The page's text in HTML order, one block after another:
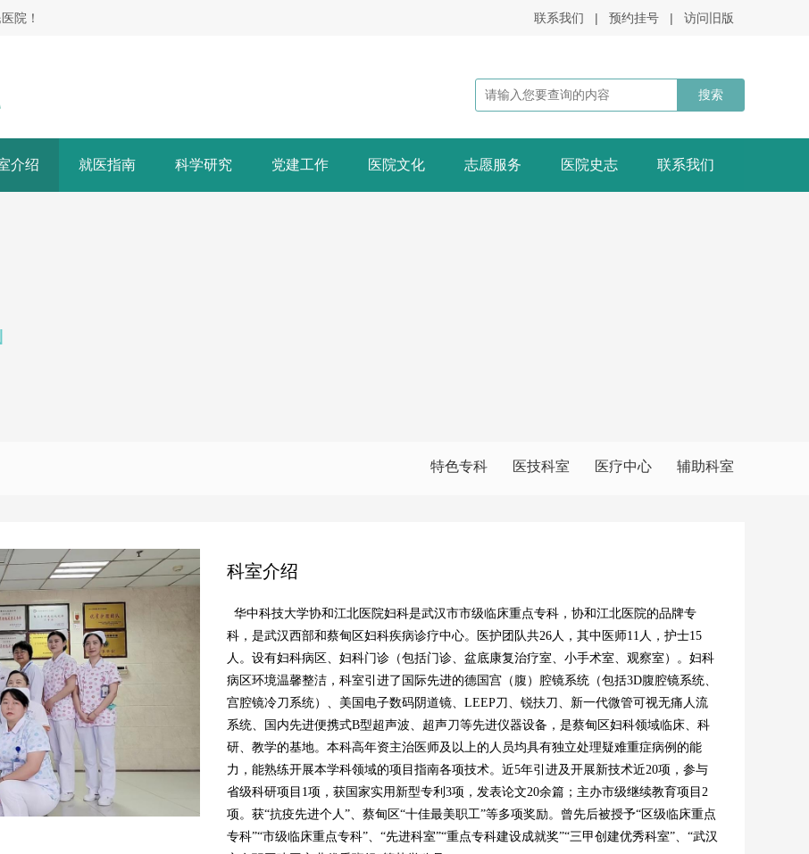
院！ 联系我们 | 预约挂号 | 访问旧版
介绍 就医指南 科学研究 党建工作 医院文化 志愿服务 医院史志 联系我们
特色专科 医技科室 医疗中心 辅助科室
科室介绍
华中科技大学协和江北医院妇科是武汉市市级临床重点专科，协和江北医院的品牌专
科，是武汉西部和蔡甸区妇科疾病诊疗中心。医护团队共26人，其中医师11人，护士15
人。设有妇科病区、妇科门诊（包括门诊、盆底康复治疗室、小手术室、观察室）。妇科
病区环境温馨整洁，科室引进了国际先进的德国宫（腹）腔镜系统（包括3D腹腔镜系统、
宫腔镜冷刀系统）、美国电子数码阴道镜、LEEP刀、锐扶刀、新一代微管可视无痛人流
系统、国内先进便携式B型超声波、超声刀等先进仪器设备，是蔡甸区妇科领域临床、科
研、教学的基地。 本科高年资主治医师及以上的人员均具有独立处理疑难重症病例的能
力，能熟练开展本学科领域的项目指南各项技术。近5年引进及开展新技术近20项，参与
省级科研项目1项，获国家实用新型专利3项，发表论文20余篇；主办市级继续教育项目2
项。获“抗疫先进个人”、 蔡甸区“十佳最美职工”等多项奖励。曾先后被授予“区级临床重点
专科” “市级临床重点专科”、“先进科室”“重点专科建设成就奖”“三甲创建优秀科室”、“武汉